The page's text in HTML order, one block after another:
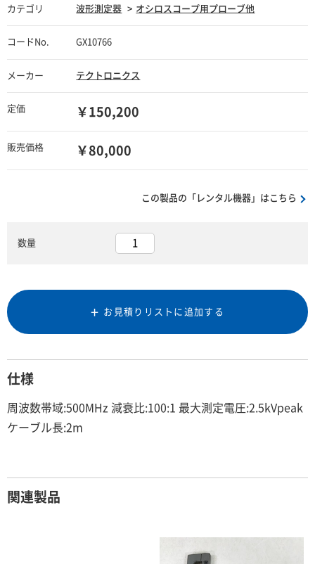
カテゴリ 波形測定器 オシロスコープ用プローブ他
コードNo. GX10766
メーカー テクトロニクス
定価 ￥150,200
販売価格 ￥80,000
この製品の「レンタル機器」はこちら
数量
お見積りリストに追加する
仕様
周波数帯域:500MHz 減衰比:100:1 最大測定電圧:2.5kVpeak
ケーブル長:2m
関連製品